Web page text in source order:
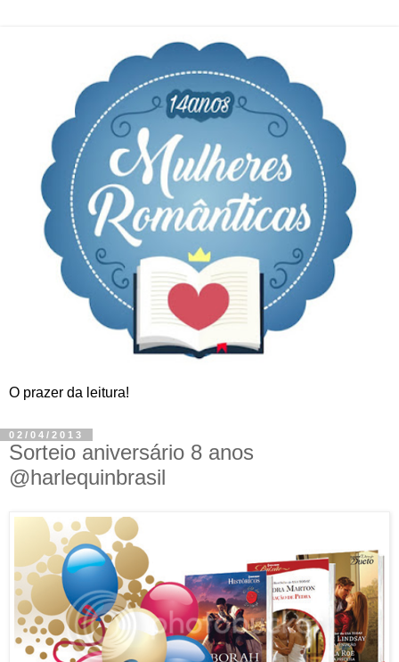
O prazer da leitura!
02/04/2013
Sorteio aniversário 8 anos
@harlequinbrasil